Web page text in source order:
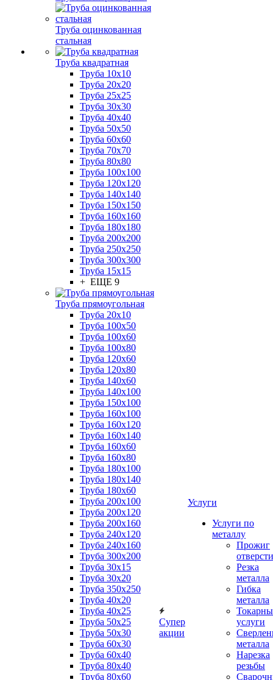
Труба оцинкованная
стальная
Труба квадратная
Труба 10x10
Труба 20x20
Труба 25x25
Труба 30x30
Труба 40x40
Труба 50x50
Труба 60x60
Труба 70x70
Труба 80x80
Труба 100x100
Труба 120x120
Труба 140x140
Труба 150x150
Труба 160x160
Труба 180x180
Труба 200x200
Труба 250x250
Труба 300x300
Труба 15x15
+ ЕЩЕ 9
Труба прямоугольная
Труба 20x10
Труба 100x50
Труба 100x60
Труба 100x80
Труба 120x60
Труба 120x80
Труба 140x60
Труба 140x100
Труба 150x100
Труба 160x100
Труба 160x120
Труба 160x140
Труба 160x60
Труба 160x80
Труба 180x100
Труба 180x140
Труба 180x60
Труба 200x100
Труба 200x120
Труба 200x160
Труба 240x120
Труба 240x160
Труба 300x200
Труба 30x15
Труба 30x20
Труба 350x250
Труба 40x20
Труба 40x25
Труба 50x25
Труба 50x30
Труба 60x30
Труба 60x40
Труба 80x40
Труба 80x60
Супер
акции
Услуги
Услуги по
металлу
Прожиг
Резка
металла
Гибка
металла
услуги
металла
Нарезка
резьбы